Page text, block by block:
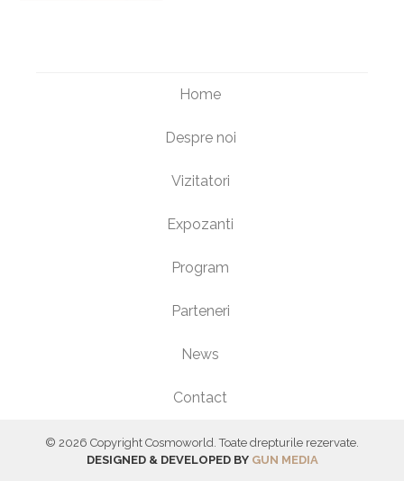
Home
Despre noi
Vizitatori
Expozanti
Program
Parteneri
News
Contact
© 2026 Copyright Cosmoworld. Toate drepturile rezervate.
DESIGNED & DEVELOPED BY GUN MEDIA